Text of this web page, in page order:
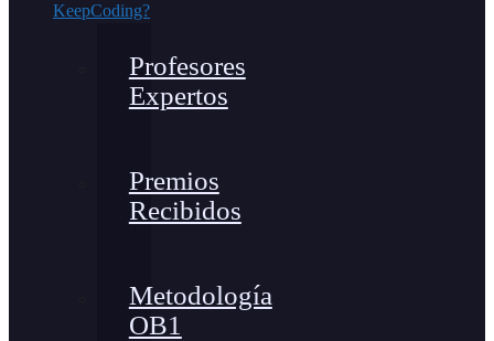
KeepCoding?
Profesores
Expertos
Premios
Recibidos
Metodología
OB1